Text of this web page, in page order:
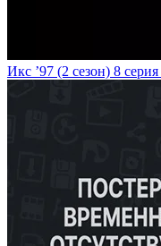
Икс ’97 (2 сезон) 8 серия